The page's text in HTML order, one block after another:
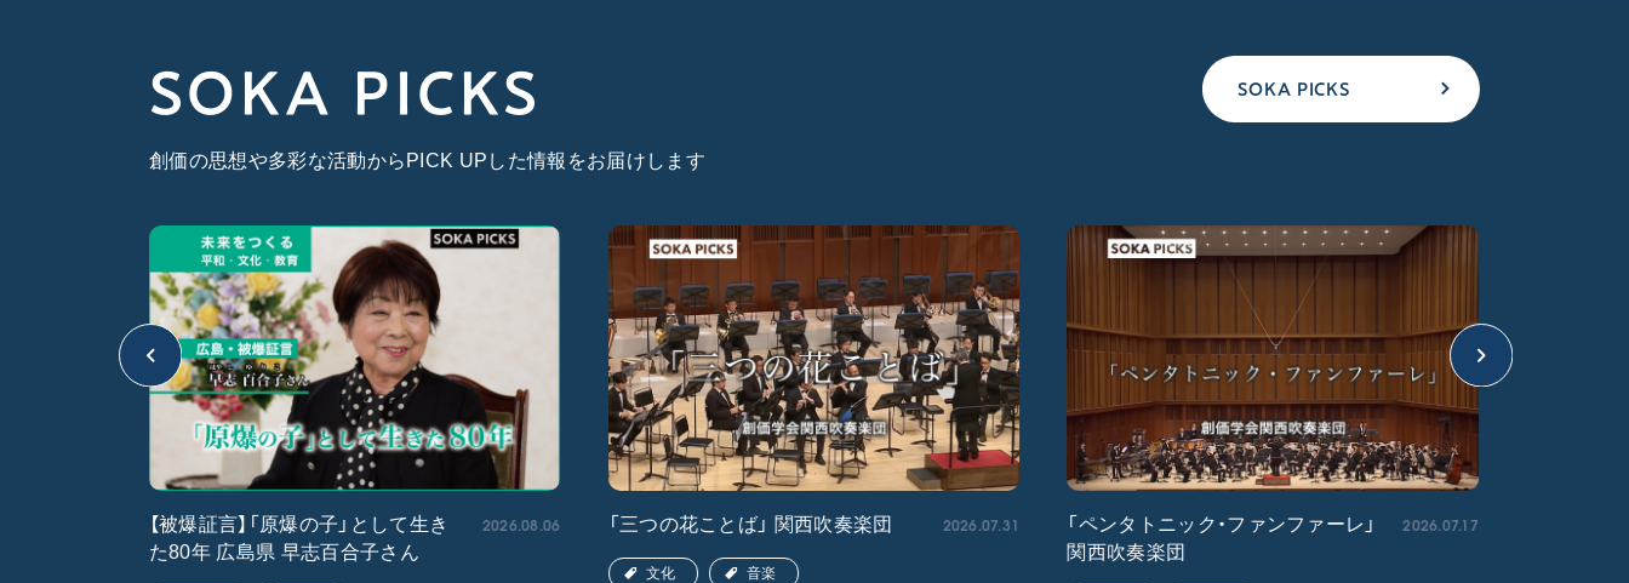
SOKA PICKS
創価の思想や多彩な活動からPICK UPした情報をお届けします
SOKA PICKS
【被爆証言】「原爆の子」として生き
た80年 広島県 早志百合子さん
2026.08.06 「三つの花ことば」 関西吹奏楽団 2026.07.31
文化 音楽
「ペンタトニック・ファンファーレ」
関西吹奏楽団
2026.07.17